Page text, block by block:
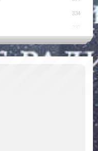
334